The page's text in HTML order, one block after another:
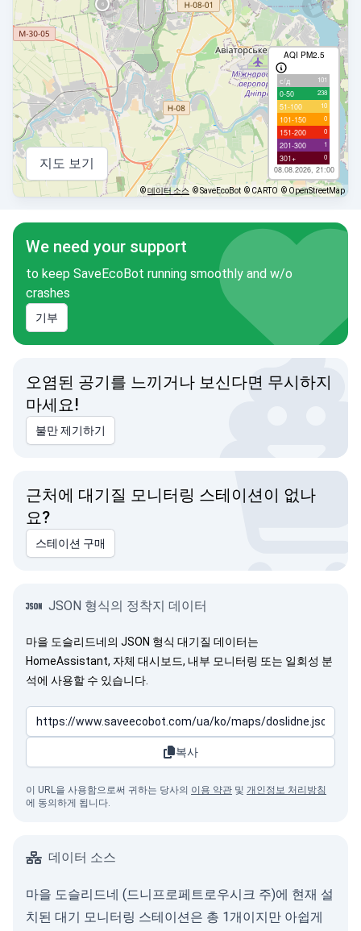
AQI PM2.5
с/д 101
0-50 238
51-100 10
101-150 0
151-200 0
201-300 1
301+ 0
08.08.2026, 21:00
지도 보기
©데이터 소스 © SaveEcoBot © CARTO © OpenStreetMap
We need your support
to keep SaveEcoBot running smoothly and w/o
crashes
기부
오염된 공기를 느끼거나 보신다면 무시하지
마세요!
불만 제기하기
근처에 대기질 모니터링 스테이션이 없나
요?
스테이션 구매
JSON 형식의 정착지 데이터
마을 도슬리드네의 JSON 형식 대기질 데이터는
HomeAssistant, 자체 대시보드, 내부 모니터링 또는 일회성 분
석에 사용할 수 있습니다.
복사
이 URL을 사용함으로써 귀하는 당사의 이용 약관 및 개인정보 처리방침
에 동의하게 됩니다.
데이터 소스
마을 도슬리드네 (드니프로페트로우시크 주)에 현재 설
치된 대기 모니터링 스테이션은 총 1개이지만 아쉽게